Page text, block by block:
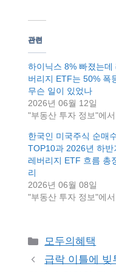
관련
하이닉스 8% 빠졌는데
버리지 ETF는 50% 폭
무슨 일이 있었나
2026년 06월 12일
"부동산 투자 정보"에서
한국인 미국주식 순매
TOP10과 2026년 하반
레버리지 ETF 흐름 총
리
2026년 06월 08일
"부동산 투자 정보"에서
Categories
모두의혜택
급락 이틀에 빚